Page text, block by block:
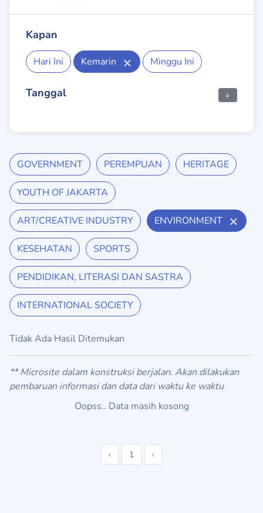
Kapan
Hari Ini Kemarin Minggu Ini
Tanggal
GOVERNMENT PEREMPUAN HERITAGE
YOUTH OF JAKARTA
ART/CREATIVE INDUSTRY ENVIRONMENT
KESEHATAN SPORTS
PENDIDIKAN, LITERASI DAN SASTRA
INTERNATIONAL SOCIETY
Tidak Ada Hasil Ditemukan
** Microsite dalam konstruksi berjalan. Akan dilakukan
pembaruan informasi dan data dari waktu ke waktu
Oopss.. Data masih kosong
‹ 1 ›